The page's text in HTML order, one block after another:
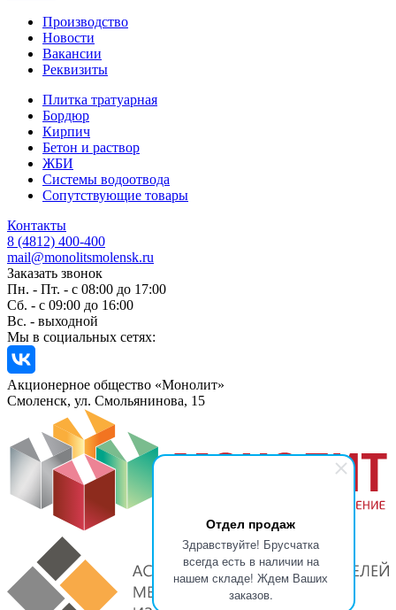
Отдел продаж
Здравствуйте! Брусчатка
всегда есть в наличии на
нашем складе! Ждем Ваших
заказов.
Производство
Новости
Вакансии
Реквизиты
Плитка тратуарная
Бордюр
Кирпич
Бетон и раствор
ЖБИ
Системы водоотвода
Сопутствующие товары
Контакты
8 (4812) 400-400
mail@monolitsmolensk.ru
Заказать звонок
Пн. - Пт. - с 08:00 до 17:00
Сб. - с 09:00 до 16:00
Вс. - выходной
Мы в социальных сетях:
Акционерное общество «Монолит»
Смоленск, ул. Смольянинова, 15